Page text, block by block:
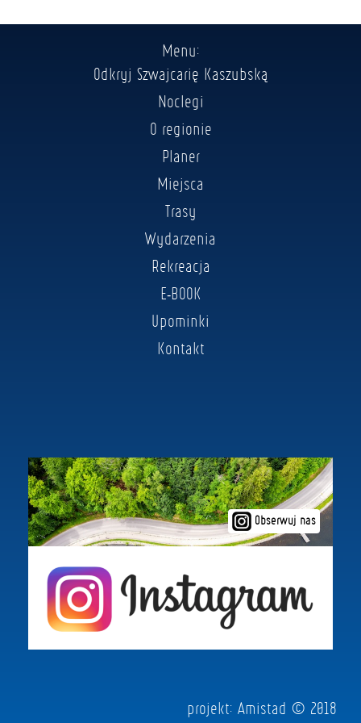
Menu:
Odkryj Szwajcarię Kaszubską
Noclegi
O regionie
Planer
Miejsca
Trasy
Wydarzenia
Rekreacja
E-BOOK
Upominki
Kontakt
Obserwuj nas
projekt: Amistad © 2018